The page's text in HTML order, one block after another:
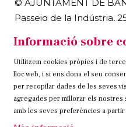
© AJUNTAMENT DE
Passeig de la Indústria,
972 58 18 48 | 972 57 00
Sitemap Avís Legal
Informació sobre
Utilitzem cookies pròpies i de
lloc web, i si ens dona el seu
per recopilar dades de les seves
agregades per millorar els
amb les seves preferències a